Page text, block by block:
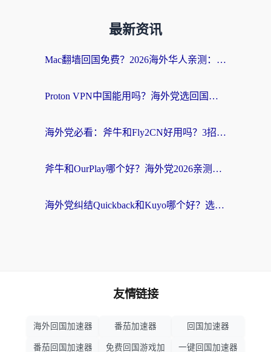
最新资讯
Mac翻墙回国免费？2026海外华人亲测：从CCTV5直播到国内APP，这样选加速器才靠谱
Proton VPN中国能用吗？海外党选回国加速器的避坑指南（附番茄加速器实测）
海外党必看：斧牛和Fly2CN好用吗？3招教你选对回国加速器（附免费试用攻略）
斧牛和OurPlay哪个好？海外党2026亲测：选对加速器，国内资源秒加载
海外党纠结Quickback和Kuyo哪个好？选对回国加速器才能无缝刷国内资源
友情链接
海外回国加速器 番茄加速器 回国加速器
番茄回国加速器 免费回国游戏加 一键回国加速器